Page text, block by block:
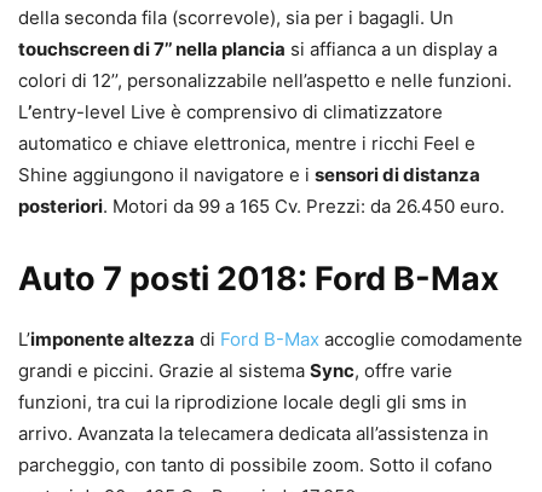
della seconda fila (scorrevole), sia per i bagagli. Un
touchscreen di 7’’ nella plancia si affianca a un display a
colori di 12’’, personalizzabile nell’aspetto e nelle funzioni.
L’entry-level Live è comprensivo di climatizzatore
automatico e chiave elettronica, mentre i ricchi Feel e
Shine aggiungono il navigatore e i sensori di distanza
posteriori. Motori da 99 a 165 Cv. Prezzi: da 26.450 euro.
Auto 7 posti 2018: Ford B-Max
L’imponente altezza di Ford B-Max accoglie comodamente
grandi e piccini. Grazie al sistema Sync, offre varie
funzioni, tra cui la riprodizione locale degli gli sms in
arrivo. Avanzata la telecamera dedicata all’assistenza in
parcheggio, con tanto di possibile zoom. Sotto il cofano